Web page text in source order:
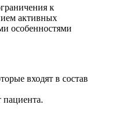
к
активных
особенностями
входят в состав
пациента.